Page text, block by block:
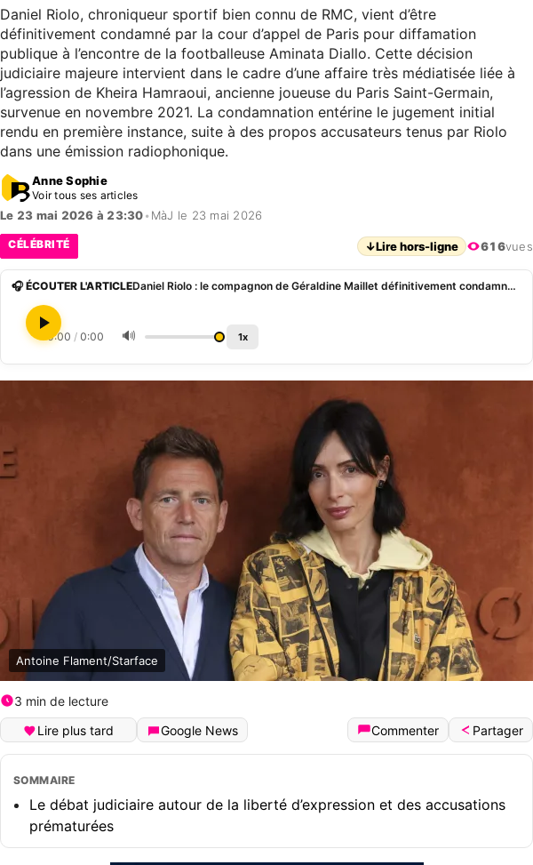
Daniel Riolo, chroniqueur sportif bien connu de RMC, vient d’être
définitivement condamné par la cour d’appel de Paris pour diffamation
publique à l’encontre de la footballeuse Aminata Diallo. Cette décision
judiciaire majeure intervient dans le cadre d’une affaire très médiatisée liée à
l’agression de Kheira Hamraoui, ancienne joueuse du Paris Saint-Germain,
survenue en novembre 2021. La condamnation entérine le jugement initial
rendu en première instance, suite à des propos accusateurs tenus par Riolo
dans une émission radiophonique.
Anne Sophie
Voir tous ses articles
Le 23 mai 2026 à 23:30• MàJ le 23 mai 2026
CÉLÉBRITÉ ↓Lire hors-ligne 616vues
🎧 ÉCOUTER L'ARTICLE Daniel Riolo : le compagnon de Géraldine Maillet définitivement condamné par la justice
0:00 / 0:00 🔊 1x
Antoine Flament/Starface
3 min de lecture
Lire plus tard
Google News Commenter Partager
SOMMAIRE
Le débat judiciaire autour de la liberté d’expression et des accusations
prématurées